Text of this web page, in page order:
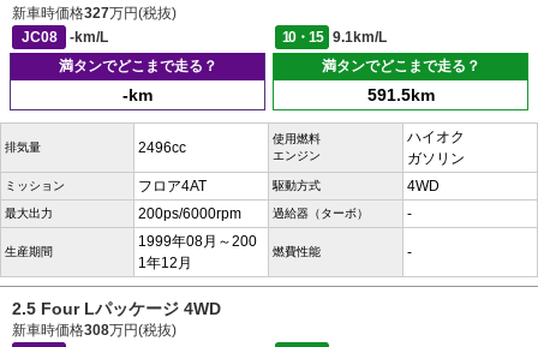
新車時価格327万円(税抜)
JC08
-km/L 10・15
9.1km/L
満タンでどこまで走る？
-km
満タンでどこまで走る？
591.5km
排気量 2496cc
使用燃料
エンジン
ハイオク
ガソリン
ミッション フロア4AT 駆動方式 4WD
最大出力 200ps/6000rpm 過給器（ターボ） -
生産期間
1999年08月～200
1年12月
燃費性能 -
2.5 Four Lパッケージ 4WD
新車時価格308万円(税抜)